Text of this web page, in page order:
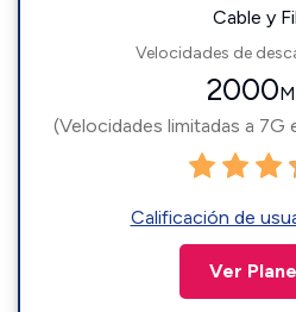
Cable y
Velocidades de
2000
(Velocidades limitadas a 7G
Calificación de
Ver